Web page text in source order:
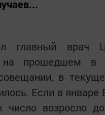
главный врач
на прошедшем в
в
Если в
число возросло